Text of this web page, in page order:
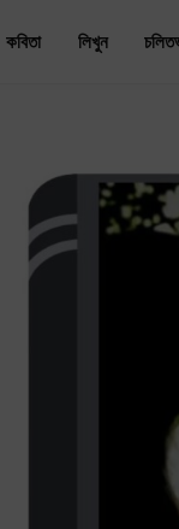
কবিতা লিখুন